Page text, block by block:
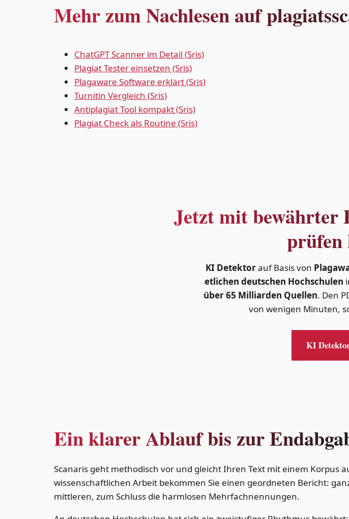
Mehr zum Nachlesen auf
ChatGPT Scanner im Detail (Sris)
Plagiat Tester einsetzen (Sris)
Plagaware Software erklärt (Sris)
Turnitin Vergleich (Sris)
Antiplagiat Tool kompakt (Sris)
Plagiat Check als Routine (Sris)
Jetzt mit bewährter
prüfen
KI Detektorauf Basis von
etlichen deutschen Hochschulen
über 65 Milliarden Quellen. Den
von wenigen Minuten,
KI
Ein klarer Ablauf bis zur
Scanaris geht methodisch vor und gleicht Ihren Text mit einem Korpus
wissenschaftlichen Arbeit bekommen Sie einen geordneten Bericht:
mittleren, zum Schluss die harmlosen Mehrfachnennungen.